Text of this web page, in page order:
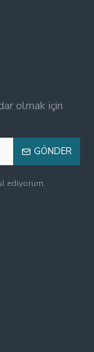
olmak için
GÖNDER
ediyorum.